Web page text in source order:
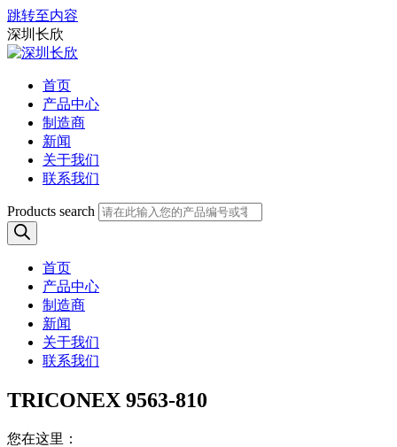
跳转至内容
深圳长欣
首页
产品中心
制造商
新闻
关于我们
联系我们
Products search
首页
产品中心
制造商
新闻
关于我们
联系我们
TRICONEX 9563-810
您在这里：